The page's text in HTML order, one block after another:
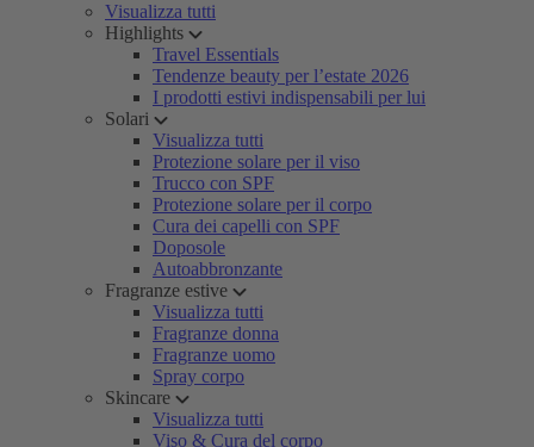
Visualizza tutti
Highlights
Travel Essentials
Tendenze beauty per l’estate 2026
I prodotti estivi indispensabili per lui
Solari
Visualizza tutti
Protezione solare per il viso
Trucco con SPF
Protezione solare per il corpo
Cura dei capelli con SPF
Doposole
Autoabbronzante
Fragranze estive
Visualizza tutti
Fragranze donna
Fragranze uomo
Spray corpo
Skincare
Visualizza tutti
Viso & Cura del corpo